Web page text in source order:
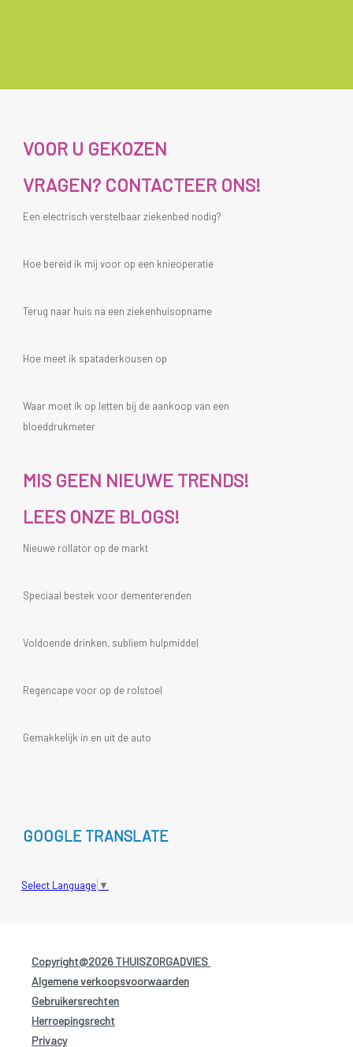
VOOR U GEKOZEN
VRAGEN? CONTACTEER ONS!
Een electrisch verstelbaar ziekenbed nodig?
Hoe bereid ik mij voor op een knieoperatie
Terug naar huis na een ziekenhuisopname
Hoe meet ik spataderkousen op
Waar moet ik op letten bij de aankoop van een
bloeddrukmeter
MIS GEEN NIEUWE TRENDS!
LEES ONZE BLOGS!
Nieuwe rollator op de markt
Speciaal bestek voor dementerenden
Voldoende drinken, subliem hulpmiddel
Regencape voor op de rolstoel
Gemakkelijk in en uit de auto
GOOGLE TRANSLATE
Select Language ▼
Copyright@2026 THUISZORGADVIES
Algemene verkoopsvoorwaarden
Gebruikersrechten
Herroepingsrecht
Privacy